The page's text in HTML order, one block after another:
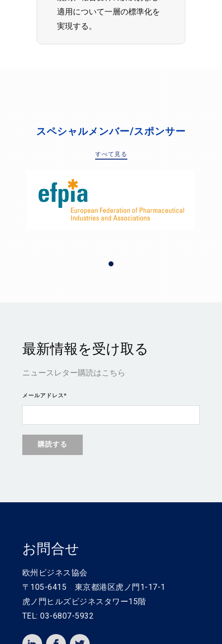
適用について一層の標準化を
実現する。
スペシャルメンバー/スポンサー
すべて見る
最新情報を受け取る
ニュースレター購読はこちら
メールアドレス*
お問合せ
欧州ビジネス協会
〒105-6415 東京都港区虎ノ門1-17-1
虎ノ門ヒルズビジネスタワー15階
TEL: 03-6807-5932